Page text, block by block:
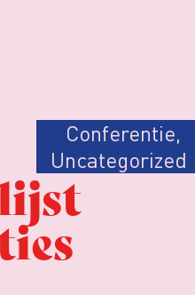
Conferentie,
Uncategorized